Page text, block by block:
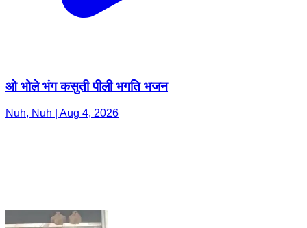
ओ भोले भंग कसुती पीली भगति भजन
Nuh, Nuh | Aug 4, 2026